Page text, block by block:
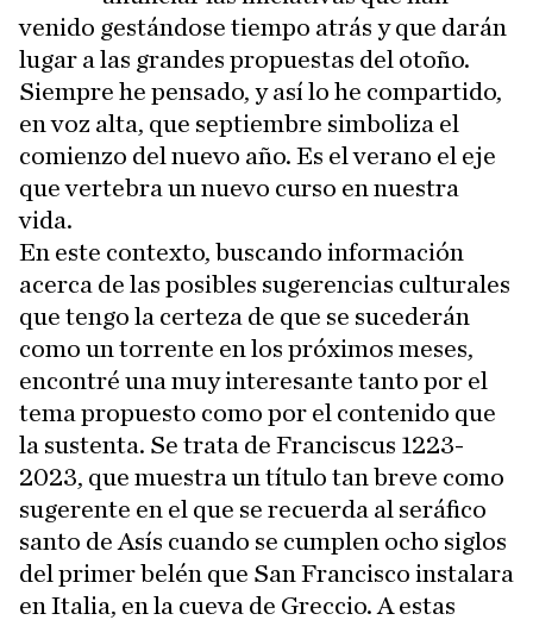
venido gestándose tiempo atrás y que darán
lugar a las grandes propuestas del otoño.
Siempre he pensado, y así lo he compartido,
en voz alta, que septiembre simboliza el
comienzo del nuevo año. Es el verano el eje
que vertebra un nuevo curso en nuestra
vida.
En este contexto, buscando información
acerca de las posibles sugerencias culturales
que tengo la certeza de que se sucederán
como un torrente en los próximos meses,
encontré una muy interesante tanto por el
tema propuesto como por el contenido que
la sustenta. Se trata de Franciscus 1223-
2023, que muestra un título tan breve como
sugerente en el que se recuerda al seráfico
santo de Asís cuando se cumplen ocho siglos
del primer belén que San Francisco instalara
en Italia, en la cueva de Greccio. A estas